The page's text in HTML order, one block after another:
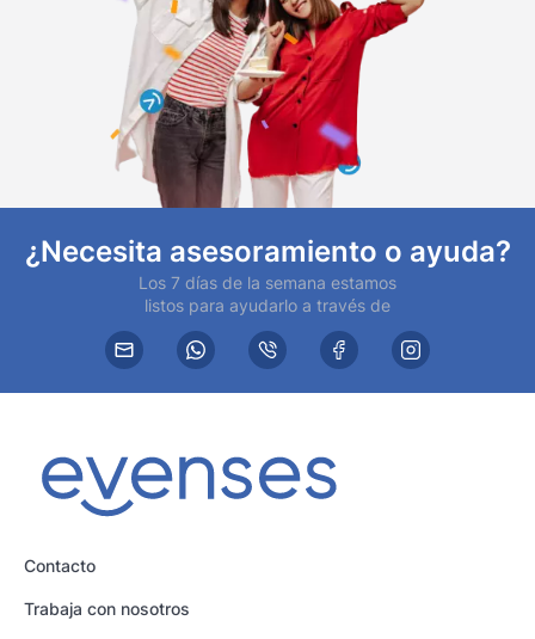
¿Necesita asesoramiento o ayuda?
Los 7 días de la semana estamos
listos para ayudarlo a través de
Contacto
Trabaja con nosotros